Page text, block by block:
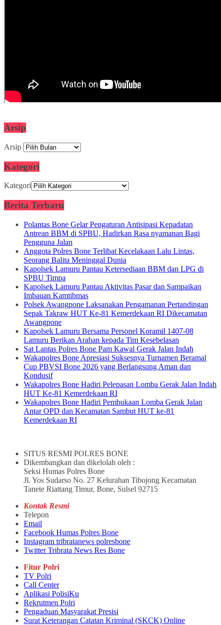
Arsip
Arsip
Kategori
Kategori
Berita Terbaru
Polantas Bone Gelar Pengaturan Antisipasi Kepadatan
Antrean BBM di SPBU, Hadirkan Rasa nyamanan Bagi
Pengguna Jalan
Anggota Polres Bone Terlibat Kecelakaan Lalu Lintas,
Seorang Balita Meninggal Dunia
Kapolsek Lamuru Pantau Ketersediaan BBM dan LPG di
SPBU Timpa
Kapolsek Lamuru Pantau Aktivitas Pasar dan Sampaikan
Imbauan Kamtibmas
Polsek Awangpone Laksanakan Pengamanan Pertandingan
Sepak Takraw HUT Ke-81 Kemerdekaan RI Dikecamatan
Awangpone
Kapolsek Lamuru Bersama Personel Koramil 1407-08
Lamuru Berikan Arahan kepada Tim Kesebelasan
Sat Lantas Polres Bone Pam Kawal Gerak Jalan Indah
Wakapolres Bone Apresiasi Suksesnya Turnamen Beramal
Cup PBVSI Bone 2026 yang Berlangsung Aman dan
Kondusif
Wakapolres Bone Hadiri Pelepasan Lomba Gerak Jalan Indah
HUT Ke-81 Kemerdekaan RI
Wakapolres Bone Hadiri Pembukaan Lomba Gerak Jalan
Antar OPD dan Kecamatan Sambut HUT ke-81
Kemerdekaan RI
SITUS RESMI POLRES BONE
Dikembangkan dan dikelolah oleh :
Seksi Humas Polres Bone
Jl. Yos Sudarso No. 27 Kelurahan Tibojong Kecamatan
Tanete Riattang Timur, Bone, Sulsel 92715
Kontak Resmi
Telepon
Email
Facebook Humas Polres Bone
Instagram tribratanews polresbone
Twitter Tribrata News Res Bone
Fitur Polri
TV Polri
Call Center
Aplikasi PolisiKu
Rekrutmen Polri
Pengaduan Masyarakat Presisi
Surat Keterangan Catatan Kriminal (SKCK) Online